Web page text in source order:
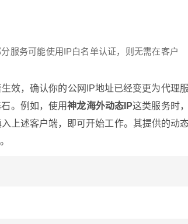
服务可能使用IP白名单认证，则无需在客户
效，确认你的公网IP地址已经变更为代理服
。例如，使用神龙海外动态IP这类服务时，
上述客户端，即可开始工作。其提供的动